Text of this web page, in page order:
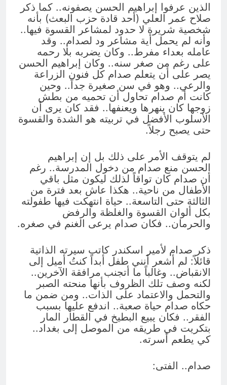
الذين عرفوا إبراهيم الحسن يصفونه.. كما ذكر
صلاح عمر العلي (أحد قادة حزب البعث) بأنه
شخصية شريرة لا حدود لمشاعر القسوة فيها..
وأنه لم يحمل أية مشاعر ود لصدام.. وقد
عامله بعداء مفرط.. وكان يضربه بلا رحمه
على رغم من صغر سنه.. وكان إبراهيم الحسن
يصر على أن يتعلم صدام كل فنون الزراعة
والرعي.. وهو في سن صغيرة جداً.. وحين
كانت أم صدام تحاول أن تحميه من بطش
زوجها كان ينهرها ويعنفها.. فقد كان يرى أن
الأسلوب الأفضل في تربيته هو الشدة والقسوة
حتى يصبح رجلاً.
لم يتوقف الأمر على ذلك بل إن إبراهيم
الحسن منع صدام من دخول المدرسة.. رغم
أن صدام كان تواقاً لذلك ليكون مثل باقي
الأطفال من ناحية.. هكذا عاش بعد فترة من
الثالثة حتى التاسعة.. حياة انتهكت فيها طفولته
بكل ألوان القسوة والغلظة والرفض
والحرمان.. فكان صدام يرعى الغنم في صغره.
ذكر صدام لأمير اسكندر كاتب سيرته الذاتية
قائلاً: لم أشعر أنني طفل أبداً كنتُ أميل إلى
الانقباض.. وغالباً ما أتجنب مرافقة الآخرين..
لكنه وصف تلك الظروف بأنها منحته الصبر
والتحمل والاعتماد على الذات.. ومن ضمن ما
حكاه صدام حياة صعبة.. اندفع عليها بسبب
الفقر.. فكان يبيع البطيخ في القطار المار
بتكريت في طريقه من الموصل إلى بغداد..
كي يطعم أسرته.
صدام.. الفتى: